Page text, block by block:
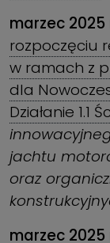
marzec 2025
rozpoczęciu
w ramach z
dla
Działanie 1.1
jachtu
oraz
marzec 2025